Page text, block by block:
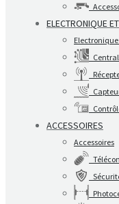
ELECTRONIQUE
ACCESSOIRES
Accessoires